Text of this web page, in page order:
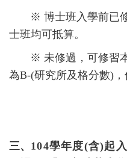
※ 博士班入學前已
士班均可抵算。
※ 未修過， 可修習
為B-(研究所及格分數)，
三、 104學年度(含)起